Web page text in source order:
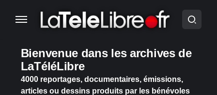
Bienvenue dans les archives de
LaTéléLibre
4000 reportages, documentaires, émissions,
articles ou dessins produits par les bénévoles